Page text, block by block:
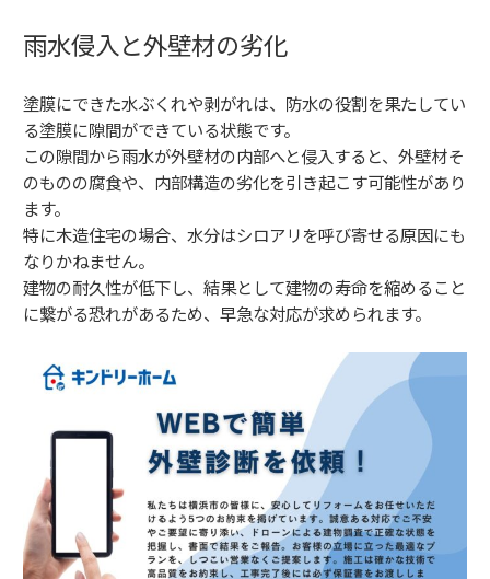
雨水侵入と外壁材の劣化
塗膜にできた水ぶくれや剥がれは、防水の役割を果たしてい
る塗膜に隙間ができている状態です。
この隙間から雨水が外壁材の内部へと侵入すると、外壁材そ
のものの腐食や、内部構造の劣化を引き起こす可能性があり
ます。
特に木造住宅の場合、水分はシロアリを呼び寄せる原因にも
なりかねません。
建物の耐久性が低下し、結果として建物の寿命を縮めること
に繋がる恐れがあるため、早急な対応が求められます。